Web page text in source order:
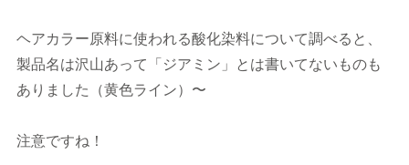
ヘアカラー原料に使われる酸化染料について調べると、
製品名は沢山あって「ジアミン」とは書いてないものも
ありました（黄色ライン）〜
注意ですね！